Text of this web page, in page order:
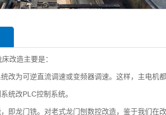
床改造主要是：
改为可逆直流调速或变频器调速。这样，主电机
统改PLC控制系统。
即龙门铣。对老式龙门刨数控改造，鉴于我们在